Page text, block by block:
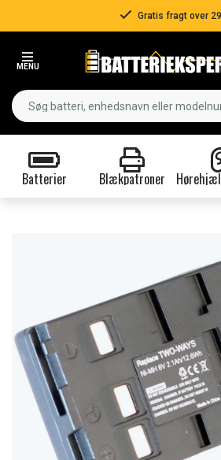
Gratis fragt over
MENU
Batterier Blækpatroner